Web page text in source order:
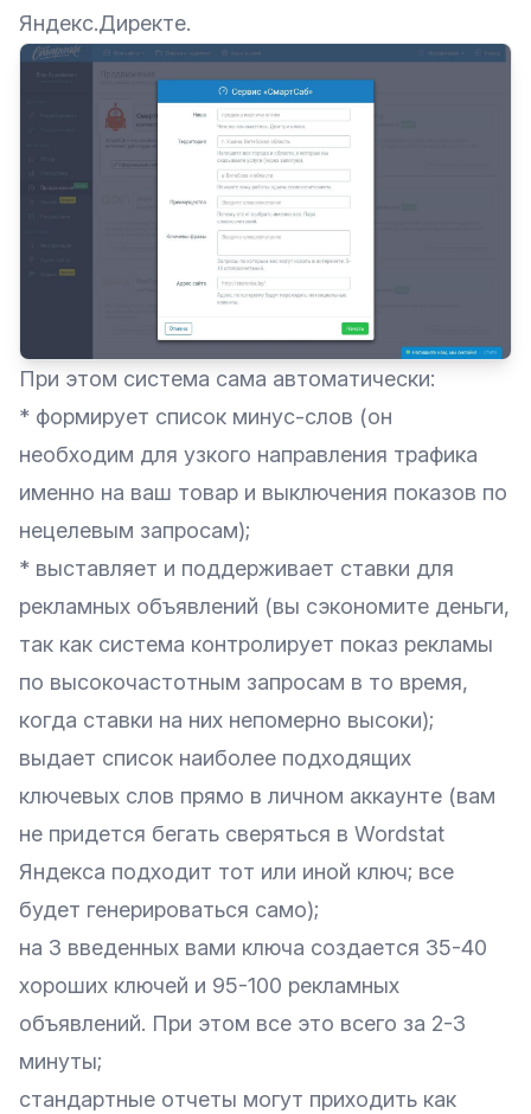
Яндекс.Директе.
При этом система сама автоматически:
* формирует список минус-слов (он
необходим для узкого направления трафика
именно на ваш товар и выключения показов по
нецелевым запросам);
* выставляет и поддерживает ставки для
рекламных объявлений (вы сэкономите деньги,
так как система контролирует показ рекламы
по высокочастотным запросам в то время,
когда ставки на них непомерно высоки);
выдает список наиболее подходящих
ключевых слов прямо в личном аккаунте (вам
не придется бегать сверяться в Wordstat
Яндекса подходит тот или иной ключ; все
будет генерироваться само);
на 3 введенных вами ключа создается 35-40
хороших ключей и 95-100 рекламных
объявлений. При этом все это всего за 2-3
минуты;
стандартные отчеты могут приходить как